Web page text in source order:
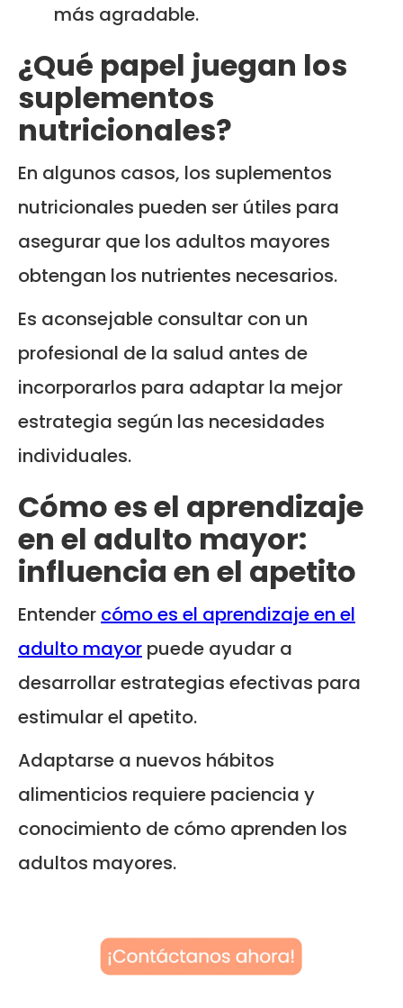
más agradable.
¿Qué papel juegan los
suplementos
nutricionales?
En algunos casos, los suplementos
nutricionales pueden ser útiles para
asegurar que los adultos mayores
obtengan los nutrientes necesarios.
Es aconsejable consultar con un
profesional de la salud antes de
incorporarlos para adaptar la mejor
estrategia según las necesidades
individuales.
Cómo es el aprendizaje
en el adulto mayor:
influencia en el apetito
Entender cómo es el aprendizaje en el
adulto mayor puede ayudar a
desarrollar estrategias efectivas para
estimular el apetito.
Adaptarse a nuevos hábitos
alimenticios requiere paciencia y
conocimiento de cómo aprenden los
adultos mayores.